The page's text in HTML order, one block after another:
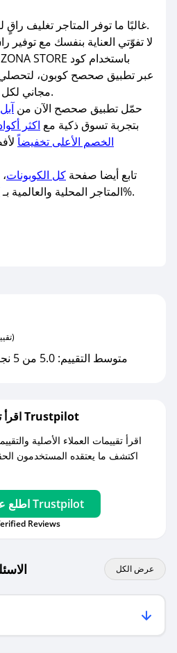
غالبًا ما توفر المتاجر تغليف راقٍ للهدايا ضمن باقات مختارة.
لا تفوّتي العناية بنفسك مع توفير
مجاني لكل مشترياتك فوق 300 ريال.
حمّل تطبيق صحصح الآن من
بتجربة تسوق ذكية مع اكثر
الخصم الأعلى تخفيضاً
تابع أيضا صفحة كل الكوبونات
المتاجر المحلية والعالمية بـفعالة 100%.
(0 تقييمات)
متوسط التقييم: 5.0 من 5 نجوم بواسطة 0 مستخدمين
اقرأ تقييمات واراء العملاء على Trustpilot
اقرأ تقييمات العملاء الأصلية
اكتشف ما يعتقده المستخدمون
اطلع على آراء عملائنا على Trustpilot
Reviews
عرض الكل